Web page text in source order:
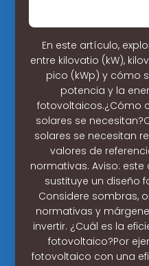
En este artículo,
entre kilovatio (kW),
pico (kWp) y cómo
potencia y la
fotovoltaicos.¿Cómo
solares se
solares se necesitan
valores de
normativas. Aviso:
sustituye un diseño
Considere sombras,
normativas y
invertir. ¿Cuál es la
fotovoltaico?Por
fotovoltaico con una